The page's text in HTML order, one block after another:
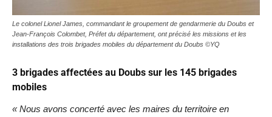
Le colonel Lionel James, commandant le groupement de gendarmerie du Doubs et
Jean-François Colombet, Préfet du département, ont précisé les missions et les
installations des trois brigades mobiles du département du Doubs ©YQ
3 brigades affectées au Doubs sur les 145 brigades
mobiles
« Nous avons concerté avec les maires du territoire en